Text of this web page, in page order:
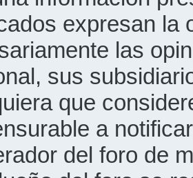
expresan la
las
sus
que
a
del foro de